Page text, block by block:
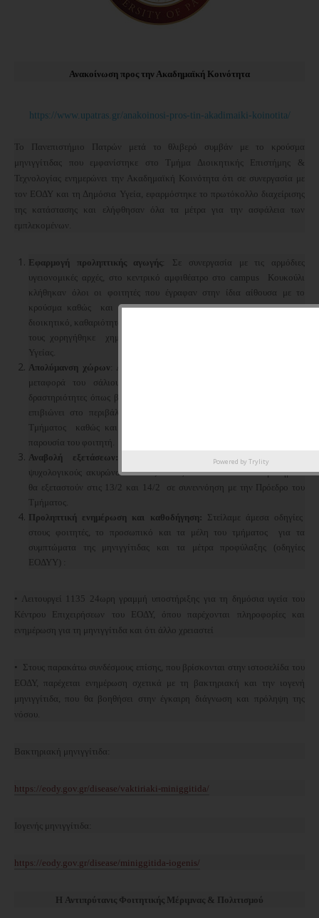
Ανακοίνωση προς την Ακαδημαϊκή Κοινότητα
https://www.upatras.gr/anakoinosi-pros-tin-akadimaiki-koinotita/
Το Πανεπιστήμιο Πατρών μετά το θλιβερό συμβάν με το κρούσμα
μηνιγγίτιδας που εμφανίστηκε στο Τμήμα Διοικητικής Επιστήμης &
Τεχνολογίας ενημερώνει την Ακαδημαϊκή Κοινότητα ότι σε συνεργασία με
τον ΕΟΔΥ και τη Δημόσια Υγεία, εφαρμόστηκε το πρωτόκολλο διαχείρισης
της κατάστασης και ελήφθησαν όλα τα μέτρα για την ασφάλεια των
εμπλεκομένων.
Εφαρμογή προληπτικής αγωγής : Σε συνεργασία με τις αρμόδιες
υγειονομικές αρχές, στο κεντρικό αμφιθέατρο στο campus
Κουκούλι
κλήθηκαν όλοι οι φοιτητές που έγραφαν στην ίδια αίθουσα με το
κρούσμα καθώς και όλο το προσωπικό πάσης φύσεως (μέλη ΔΕΠ,
διοικητικό, καθαριότητας) που ήρθαν σε στενή επαφή με το κρούσμα και
τους χορηγήθηκε χημειοπροφύλαξη από το κλιμάκιο της Δημόσιας
Υγείας.
Απολύμανση χώρων : Αν και ο μηνιγγιτιδόκοκκος μεταδίδεται με την
μεταφορά του σάλιου και άλλων αναπνευστικών εκκριμάτων σε
δραστηριότητες όπως βήχας, φιλί και μάσηση των παιχνιδιών και δεν
επιβιώνει στο περιβάλλον, έγινε απολύμανση όλων των χώρων του
Τμήματος καθώς και του πανεπιστήμιου όπου ενδέχεται να υπήρξε
παρουσία του φοιτητή.
Αναβολή εξετάσεων:
Επίσης για λόγους καθαρά και μόνο
ψυχολογικούς ακυρώνονται οι εξετάσεις 28/1 και 29/1 και τα μαθήματα
θα εξεταστούν στις 13/2 και 14/2 σε συνεννόηση με την Πρόεδρο του
Τμήματος.
Προληπτική ενημέρωση και καθοδήγηση: Στείλαμε άμεσα οδηγίες
στους φοιτητές, το προσωπικό και τα μέλη του τμήματος για τα
συμπτώματα της μηνιγγίτιδας και τα μέτρα προφύλαξης (οδηγίες
ΕΟΔΥΥ) :
• Λειτουργεί 1135 24ωρη γραμμή υποστήριξης για τη δημόσια υγεία του
Κέντρου Επιχειρήσεων του ΕΟΔΥ, όπου παρέχονται πληροφορίες και
ενημέρωση για τη μηνιγγίτιδα και ότι άλλο χρειαστεί
• Στους παρακάτω συνδέσμους επίσης, που βρίσκονται στην ιστοσελίδα του
ΕΟΔΥ, παρέχεται ενημέρωση σχετικά με τη βακτηριακή και την ιογενή
μηνιγγίτιδα, που θα βοηθήσει στην έγκαιρη διάγνωση και πρόληψη της
νόσου.
Βακτηριακή μηνιγγίτιδα:
https://eody.gov.gr/disease/vaktiriaki-miniggitida/
Ιογενής μηνιγγίτιδα:
https://eody.gov.gr/disease/miniggitida-iogenis/
H Αντιπρύτανις Φοιτητικής Μέριμνας & Πολιτισμού
Powered by Trylity